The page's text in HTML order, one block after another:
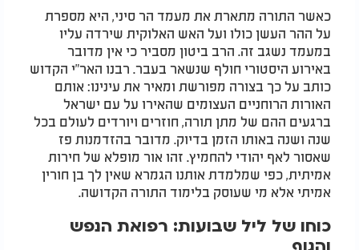
כאשר התורה מתארת את מעמד הר סיני, היא מספרת
על ההר העשן כולו ועל האש האלוקית שירדה עליו
במעמד נשגב זה. הרב ביטון מסביר כי אין מדובר
באירוע היסטורי חולף שנשאר בעבר. רבנו האר"י הקדוש
כותב על כך בצורה מפורשת ומאיר את עינינו: אותם
האורות הרוחניים העצומים שהאירו על עם ישראל
ברגעים ההם של מתן תורה, חוזרים ויורדים לעולם בכל
שנה ושנה באותו הזמן בדיוק. מדובר בהזדמנות פז
שאסור לאף יהודי להחמיץ. זהו אור מופלא של חירות
אמיתית, כפי שמלמדת אותנו הגמרא שאין לך בן חורין
אמיתי אלא מי שעוסק בלימוד התורה הקדושה.
כוחו של ליל שבועות: רפואת הנפש